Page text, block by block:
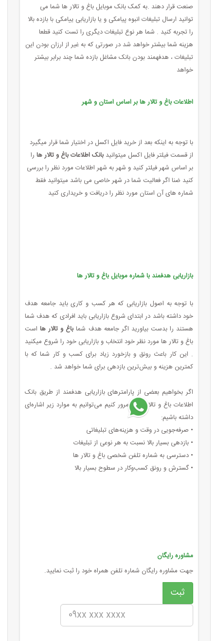
صنعت قرار دهند .به کمک بانک موبایل باغ و تالار ها شما می
توانید ارسال تبلیغات انبوه پیامکی و یا بازاریابی ییامکی با بازده بالا
را تجربه کنید . شما هر نوع تبلیغات دیگری را تست کنید قطعا
هزینه شما بیشتر خواهد شد در صورتی که به غیر از ارزان بودن این
تبلیغات ، هدفهمند بودن بانک مشاغل بازده شما چند برابر بیشتر
خواهد
اطلاعات باغ و تالار ها بر اساس استان و شهر
با توجه به اینکه بعد از خرید فایل اکسل در اختیار شما قرار میگیرد
از قسمت فیلتر فایل اکسل میتوانید بانک اطلاعات باغ و تالار ها را
بر اساس شهر فیلتر کنید و شهر به شهر اطلاعات مورد نظر را بررسی
کنید ضنا اگر فعالیت شما در شهر خاصی می باشد میتوانید فقط
شماره های آن استان مورد نظر را دریافت و خریداری کنید
بازاریابی هدفمند با شماره موبایل باغ و تالار ها
با توجه به اصول بازاریابی که هر کسب ‌و کاری باید جامعه هدف
خود داشته باشد در ابتدای شروع بازاریابی باید افرادی که هدف شما
هستند را بدست بیاورید اگر جامعه هدف شما باغ و تالار هااست
باغ و تالار ها مورد نظر خود انتخاب و بازاریابی خود را شروع میکنید
. این کار باعث رونق و بازخورد زیاد برای کسب ‌و کار شما که با
کمترین هزینه و بیش‌ترین بازدهی برای شما خواهد شد .
اگر بخواهیم بعضی از پارامترهای بازاریابی هدفمند از طریق بانک
اطلاعات باغ و تالار ها را مرور کنیم می‌توانیم به موارد زیر اشاره‌ای
داشته باشیم:
• صرفه‌جویی در وقت و هزینه‌های تبلیغاتی
• بازدهی بسیار بالا نسبت به هر نوعی از تبلیغات
• دسترسی به شماره تلفن شخصی باغ و تالار ها
• گسترش و رونق کسب‌وکار در سطوح بسیار بالا
مشاوره رایگان
جهت مشاوره رایگان شماره تلفن همراه خود را ثبت نمایید.